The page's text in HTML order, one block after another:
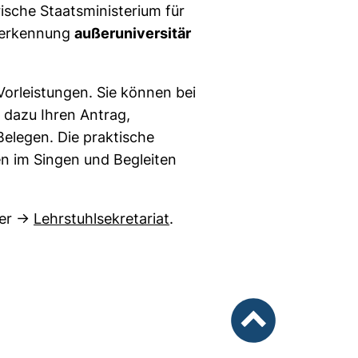
Staatsministerium für
außeruniversitär
barrierefrei)
Sie können bei
Ihren Antrag,
Die praktische
im Singen und Begleiten
→ Lehrstuhlsekretariat(öffnet Ihr E-Mail-
.